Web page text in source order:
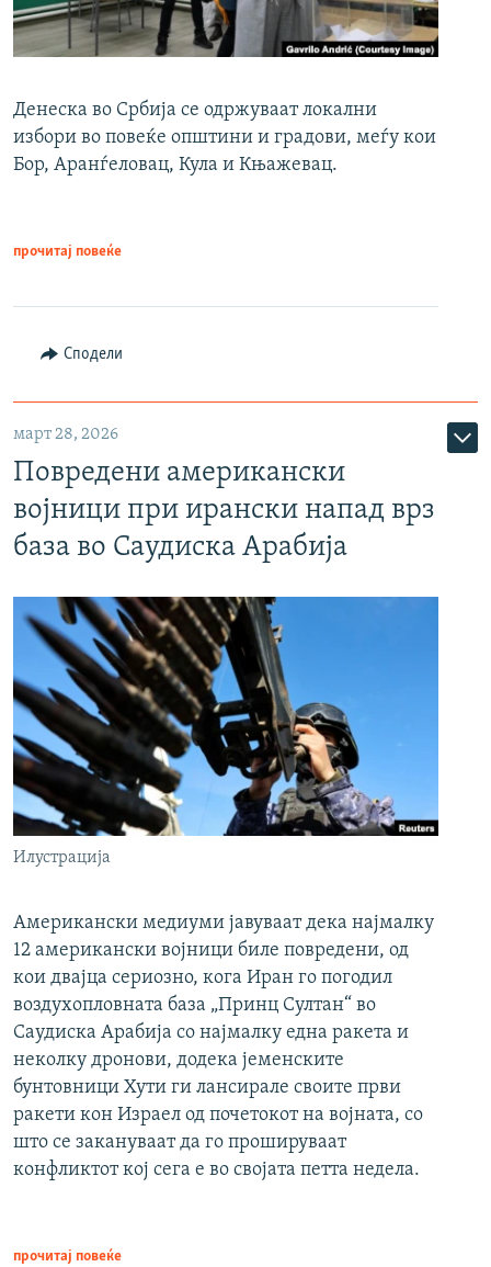
Денеска во Србија се одржуваат локални
избори во повеќе општини и градови, меѓу кои
Бор, Аранѓеловац, Кула и Књажевац.
прочитај повеќе
Сподели
март 28, 2026
Повредени американски
војници при ирански напад врз
база во Саудиска Арабија
Илустрација
Американски медиуми јавуваат дека најмалку
12 американски војници биле повредени, од
кои двајца сериозно, кога Иран го погодил
воздухопловната база „Принц Султан“ во
Саудиска Арабија со најмалку една ракета и
неколку дронови, додека јеменските
бунтовници Хути ги лансирале своите први
ракети кон Израел од почетокот на војната, со
што се закануваат да го прошируваат
конфликтот кој сега е во својата петта недела.
прочитај повеќе